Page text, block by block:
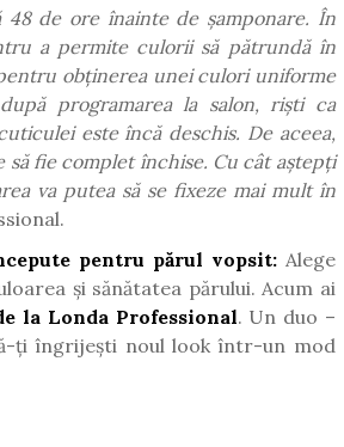
48 de ore înainte de șamponare. În
a permite culorii să pătrundă în
obținerea unei culori uniforme
programarea la salon, riști ca
este încă deschis. De aceea,
fie complet închise. Cu cât aștepți
va putea să se fixeze mai mult în
pentru părul vopsit:Alege
și sănătatea părului. Acum ai
la Londa Professional. Un duo –
ți îngrijești noul look într-un mod